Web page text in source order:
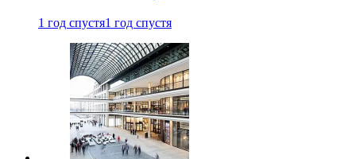
1 год спустя1 год спустя